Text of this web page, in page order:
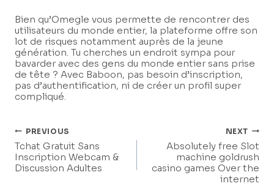
Bien qu’Omegle vous permette de rencontrer des
utilisateurs du monde entier, la plateforme offre son
lot de risques notamment auprès de la jeune
génération. Tu cherches un endroit sympa pour
bavarder avec des gens du monde entier sans prise
de tête ? Avec Baboon, pas besoin d’inscription,
pas d’authentification, ni de créer un profil super
compliqué.
Post
Navigation
PREVIOUS
Tchat Gratuit Sans
Inscription Webcam &
Discussion Adultes
NEXT
Absolutely free Slot
machine goldrush
casino games Over the
internet